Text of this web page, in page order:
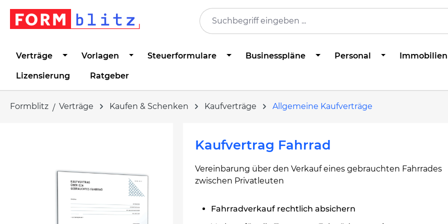
Zur Hauptnavigation springen
Verträge Vorlagen Steuerformulare Businesspläne Personal Immobilien
Lizensierung Ratgeber
Formblitz Verträge Kaufen & Schenken Kaufverträge Allgemeine Kaufverträge
Kaufvertrag Fahrrad
Vereinbarung über den Verkauf eines gebrauchten Fahrrades
zwischen Privatleuten
Fahrradverkauf rechtlich absichern